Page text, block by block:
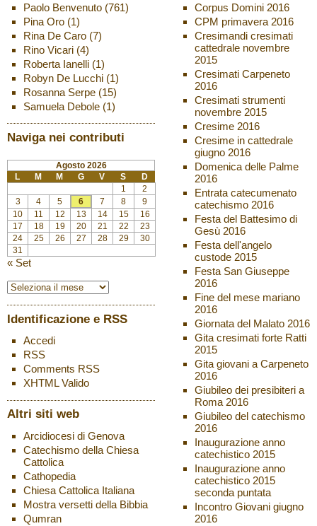
Paolo Benvenuto(761)
Pina Oro(1)
Rina De Caro(7)
Rino Vicari(4)
Roberta Ianelli(1)
Robyn De Lucchi(1)
Rosanna Serpe(15)
Samuela Debole(1)
Naviga nei contributi
Agosto 2026
L
M M G V S
D
1
2
3
4 5 6 7 8
9
10
11 12 13 14 15
16
17
18 19 20 21 22
23
24
25 26 27 28 29
30
31
« Set
Identificazione e RSS
Accedi
RSS
Comments RSS
XHTMLValido
Altri siti web
Arcidiocesi di Genova
Catechismo della Chiesa
Cattolica
Cathopedia
Chiesa Cattolica Italiana
Mostra versetti della Bibbia
Qumran
Corpus Domini 2016
CPM primavera 2016
Cresimandi cresimati
cattedrale novembre
2015
Cresimati Carpeneto
2016
Cresimati strumenti
novembre 2015
Cresime 2016
Cresime in cattedrale
giugno 2016
Domenica delle Palme
2016
Entrata catecumenato
catechismo 2016
Festa del Battesimo di
Gesù 2016
Festa dell'angelo
custode 2015
Festa San Giuseppe
2016
Fine del mese mariano
2016
Giornata del Malato 2016
Gita cresimati forte Ratti
2015
Gita giovani a Carpeneto
2016
Giubileo dei presibiteri a
Roma 2016
Giubileo del catechismo
2016
Inaugurazione anno
catechistico 2015
Inaugurazione anno
catechistico 2015
seconda puntata
Incontro Giovani giugno
2016